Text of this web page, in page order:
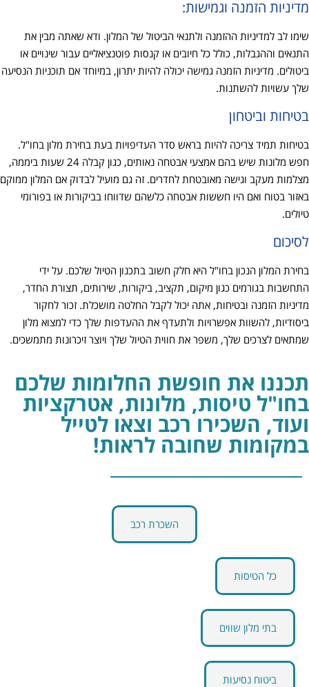
מדיניות הזמנה וגמישות:
שימו לב למדיניות ההזמנה ולתנאי הביטול של המלון. ודא שאתה מבין את
התנאים וההגבלות, כולל כל חיובים או קנסות פוטנציאליים עבור שינויים או
ביטולים. מדיניות הזמנה גמישה יכולה להיות יתרון, במיוחד אם תוכניות הנסיעה
שלך עשויות להשתנות.
בטיחות וביטחון
בטיחות תמיד צריכה להיות בראש סדר העדיפויות בעת בחירת מלון בחו"ל.
חפש מלונות שיש בהם אמצעי אבטחה נאותים, כגון קבלה 24 שעות ביממה,
מצלמות מעקב וגישה מאובטחת לחדרים. זה גם מועיל לבדוק אם המלון ממוקם
באזור בטוח ואם היו חששות אבטחה כלשהם שדווחו בביקורות או בפורומי
טיולים.
לסיכום
בחירת המלון הנכון בחו"ל היא חלק חשוב בתכנון הטיול שלכם. על ידי
התחשבות בגורמים כגון מיקום, תקציב, ביקורות, שירותים, תצורת החדר,
מדיניות הזמנה ובטיחות, אתה יכול לקבל החלטה מושכלת. זכור לחקור
ביסודיות, להשוות אפשרויות ולתעדף את ההעדפות שלך כדי למצוא מלון
שמתאים לצרכים שלך, משפר את חווית הטיול שלך ויוצר זיכרונות מתמשכים.
תכננו את חופשת החלומות שלכם
בחו"ל טיסות, מלונות, אטרקציות
ועוד, השכירו רכב וצאו לטייל
במקומות שחובה לראות!
השכרת רכב
כל הטיסות
בתי מלון שווים
ביטוח נסיעות